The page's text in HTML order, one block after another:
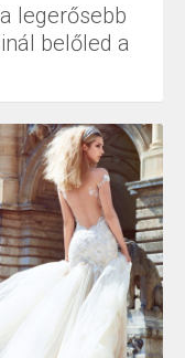
legerősebb
belőled a